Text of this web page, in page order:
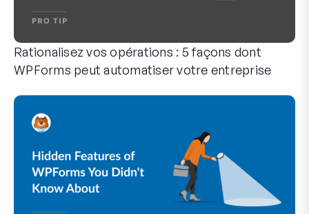
Rationalisez vos opérations : 5 façons dont
WPForms peut automatiser votre entreprise